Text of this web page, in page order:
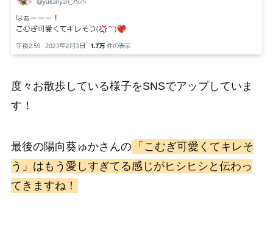
度々お散歩している様子をSNSでアップしていま
す！
最後の陽向葵ゅかさんの 「こむぎ可愛くてキレそ
う」はもう愛しすぎてる感じがヒシヒシと伝わっ
てきますね！